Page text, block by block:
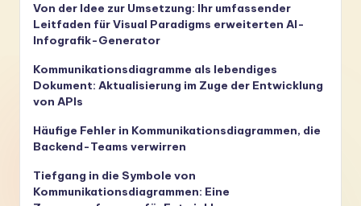
Von der Idee zur Umsetzung: Ihr umfassender
Leitfaden für Visual Paradigms erweiterten AI-
Infografik-Generator
Kommunikationsdiagramme als lebendiges
Dokument: Aktualisierung im Zuge der Entwicklung
von APIs
Häufige Fehler in Kommunikationsdiagrammen, die
Backend-Teams verwirren
Tiefgang in die Symbole von
Kommunikationsdiagrammen: Eine